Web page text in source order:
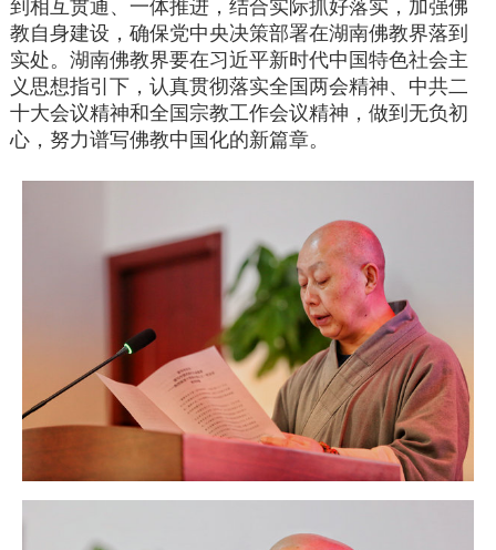
到相互贯通、一体推进，结合实际抓好落实，加强佛
教自身建设，确保党中央决策部署在湖南佛教界落到
实处。湖南佛教界要在习近平新时代中国特色社会主
义思想指引下，认真贯彻落实全国两会精神、中共二
十大会议精神和全国宗教工作会议精神，做到无负初
心，努力谱写佛教中国化的新篇章。